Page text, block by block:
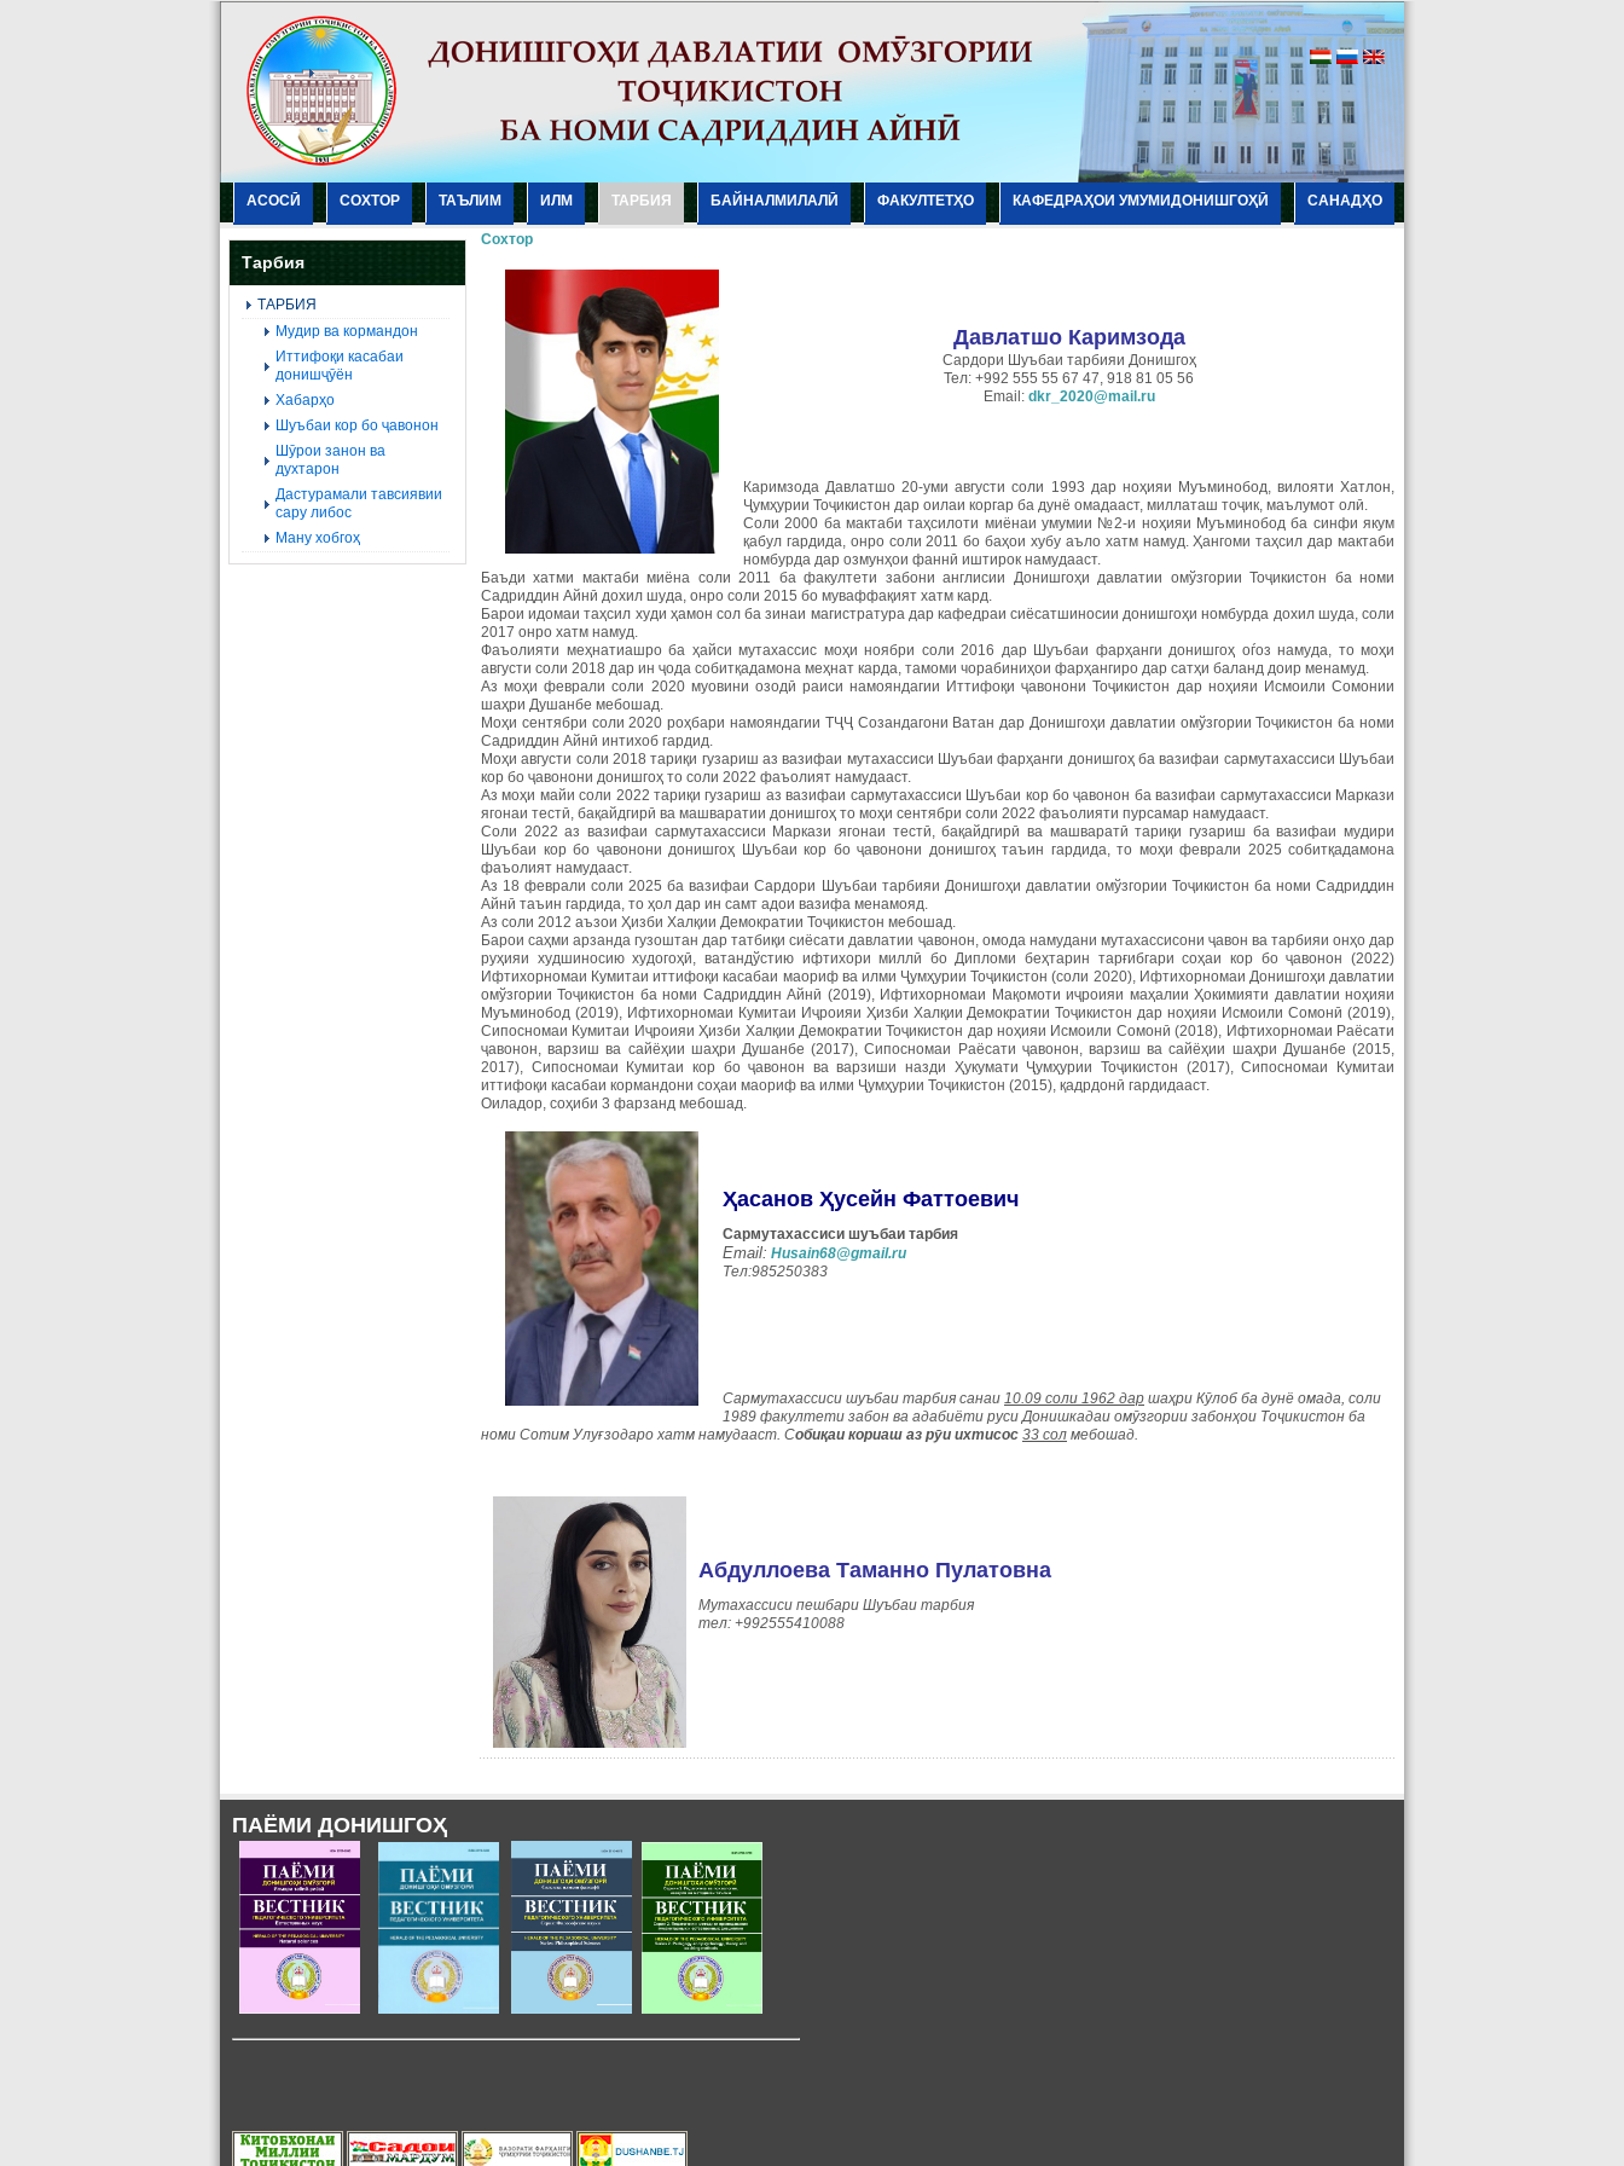
АСОСӢ СОХТОР ТАЪЛИМ ИЛМ ТАРБИЯ БАЙНАЛМИЛАЛӢ ФАКУЛТЕТҲО КАФЕДРАҲОИ УМУМИДОНИШГОҲӢ САНАДҲО
Тарбия
ТАРБИЯ
Мудир ва кормандон
Иттифоқи касабаи
донишҷӯён
Хабарҳо
Шуъбаи кор бо ҷавонон
Шӯрои занон ва
духтарон
Дастурамали тавсиявии
сару либос
Ману хобгоҳ
Сохтор
Давлатшо Каримзода
Сардори Шуъбаи тарбияи Донишгоҳ
Тел: +992 555 55 67 47, 918 81 05 56
Email: dkr_2020@mail.ru
Каримзода Давлатшо 20-уми августи соли 1993 дар ноҳияи Муъминобод, вилояти Хатлон,
Ҷумҳурии Тоҷикистон дар оилаи коргар ба дунё омадааст, миллаташ тоҷик, маълумот олӣ.
Соли 2000 ба мактаби таҳсилоти миёнаи умумии №2-и ноҳияи Муъминобод ба синфи якум
қабул гардида, онро соли 2011 бо баҳои хубу аъло хатм намуд. Ҳангоми таҳсил дар мактаби
номбурда дар озмунҳои фаннӣ иштирок намудааст.
Баъди хатми мактаби миёна соли 2011 ба факултети забони англисии Донишгоҳи давлатии омўзгории Тоҷикистон ба номи
Садриддин Айнӣ дохил шуда, онро соли 2015 бо муваффақият хатм кард.
Барои идомаи таҳсил худи ҳамон сол ба зинаи магистратура дар кафедраи сиёсатшиносии донишгоҳи номбурда дохил шуда, соли
2017 онро хатм намуд.
Фаъолияти меҳнатиашро ба ҳайси мутахассис моҳи ноябри соли 2016 дар Шуъбаи фарҳанги донишгоҳ оѓоз намуда, то моҳи
августи соли 2018 дар ин ҷода собитқадамона меҳнат карда, тамоми чорабиниҳои фарҳангиро дар сатҳи баланд доир менамуд.
Аз моҳи феврали соли 2020 муовини озодӣ раиси намояндагии Иттифоқи ҷавонони Тоҷикистон дар ноҳияи Исмоили Сомонии
шаҳри Душанбе мебошад.
Моҳи сентябри соли 2020 роҳбари намояндагии ТҶҶ Созандагони Ватан дар Донишгоҳи давлатии омўзгории Тоҷикистон ба номи
Садриддин Айнӣ интихоб гардид.
Моҳи августи соли 2018 тариқи гузариш аз вазифаи мутахассиси Шуъбаи фарҳанги донишгоҳ ба вазифаи сармутахассиси Шуъбаи
кор бо ҷавонони донишгоҳ то соли 2022 фаъолият намудааст.
Аз моҳи майи соли 2022 тариқи гузариш аз вазифаи сармутахассиси Шуъбаи кор бо ҷавонон ба вазифаи сармутахассиси Маркази
ягонаи тестӣ, бақайдгирӣ ва машваратии донишгоҳ то моҳи сентябри соли 2022 фаъолияти пурсамар намудааст.
Соли 2022 аз вазифаи сармутахассиси Маркази ягонаи тестӣ, бақайдгирӣ ва машваратӣ тариқи гузариш ба вазифаи мудири
Шуъбаи кор бо ҷавонони донишгоҳ Шуъбаи кор бо ҷавонони донишгоҳ таъин гардида, то моҳи феврали 2025 собитқадамона
фаъолият намудааст.
Аз 18 феврали соли 2025 ба вазифаи Сардори Шуъбаи тарбияи Донишгоҳи давлатии омўзгории Тоҷикистон ба номи Садриддин
Айнӣ таъин гардида, то ҳол дар ин самт адои вазифа менамояд.
Аз соли 2012 аъзои Ҳизби Халқии Демократии Тоҷикистон мебошад.
Барои саҳми арзанда гузоштан дар татбиқи сиёсати давлатии ҷавонон, омода намудани мутахассисони ҷавон ва тарбияи онҳо дар
руҳияи худшиносию худогоҳӣ, ватандўстию ифтихори миллӣ бо Дипломи беҳтарин тарғибгари соҳаи кор бо ҷавонон (2022)
Ифтихорномаи Кумитаи иттифоқи касабаи маориф ва илми Ҷумҳурии Тоҷикистон (соли 2020), Ифтихорномаи Донишгоҳи давлатии
омўзгории Тоҷикистон ба номи Садриддин Айнӣ (2019), Ифтихорномаи Мақомоти иҷроияи маҳалии Ҳокимияти давлатии ноҳияи
Муъминобод (2019), Ифтихорномаи Кумитаи Иҷроияи Ҳизби Халқии Демократии Тоҷикистон дар ноҳияи Исмоили Сомонӣ (2019),
Сипосномаи Кумитаи Иҷроияи Ҳизби Халқии Демократии Тоҷикистон дар ноҳияи Исмоили Сомонӣ (2018), Ифтихорномаи Раёсати
ҷавонон, варзиш ва сайёҳии шаҳри Душанбе (2017), Сипосномаи Раёсати ҷавонон, варзиш ва сайёҳии шаҳри Душанбе (2015,
2017), Сипосномаи Кумитаи кор бо ҷавонон ва варзиши назди Ҳукумати Ҷумҳурии Тоҷикистон (2017), Сипосномаи Кумитаи
иттифоқи касабаи кормандони соҳаи маориф ва илми Ҷумҳурии Тоҷикистон (2015), қадрдонӣ гардидааст.
Оиладор, соҳиби 3 фарзанд мебошад.
Ҳасанов Ҳусейн Фаттоевич
Сармутахассиси шуъбаи тарбия
Email: Husain68@gmail.ru
Тел:985250383
Сармутахассиси шуъбаи тарбия санаи 10.09 соли 1962 дар шаҳри Кӯлоб ба дунё омада, соли
1989 факултети забон ва адабиёти руси Донишкадаи омӯзгории забонҳои Тоҷикистон ба
номи Сотим Улуғзодаро хатм намудааст. Собиқаи кориаш аз рӯи ихтисос 33 сол мебошад.
Абдуллоева Таманно Пулатовна
Мутахассиси пешбари Шуъбаи тарбия
тел: +992555410088
ПАЁМИ ДОНИШГОҲ